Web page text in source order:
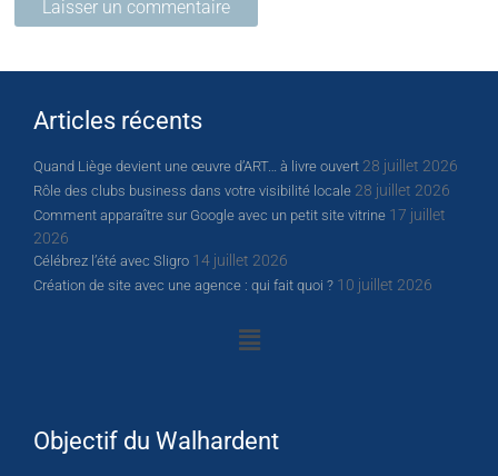
Articles récents
Quand Liège devient une œuvre d’ART… à livre ouvert 28 juillet 2026
Rôle des clubs business dans votre visibilité locale 28 juillet 2026
Comment apparaître sur Google avec un petit site vitrine 17 juillet
2026
Célébrez l’été avec Sligro 14 juillet 2026
Création de site avec une agence : qui fait quoi ? 10 juillet 2026
Objectif du Walhardent